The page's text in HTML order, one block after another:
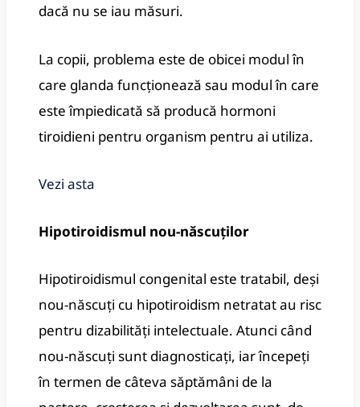
dacă nu se iau măsuri.
La copii, problema este de obicei modul în
care glanda funcționează sau modul în care
este împiedicată să producă hormoni
tiroidieni pentru organism pentru ai utiliza.
Vezi asta
Hipotiroidismul nou-născuților
Hipotiroidismul congenital este tratabil, deși
nou-născuți cu hipotiroidism netratat au risc
pentru dizabilități intelectuale. Atunci când
nou-născuți sunt diagnosticați, iar începeți
în termen de câteva săptămâni de la